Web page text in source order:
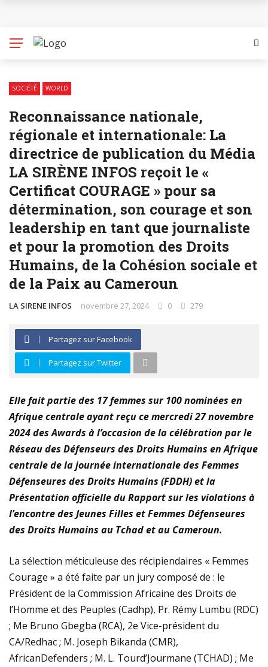
Populations autochtones (JIPA) : Entre avancées,
Promotion et protection des droits des jeunes filles
au Cameroun : l’Association des Femmes pour un
Changement (Women for a Change – WFAC) et la
CDHC en parfaite collaboration
Environnement : Ecogreen appelle au soutien du
gouvernement camerounais et de certaines
municipalités dans la collecte des déchets
plastiques
Immersion au cœur de la transition écologique : La
FOCACO salue la transparence d’ECOGREEN et exige
le maintien strict du Cap 30% R-PET au 1er décembre
Tournoi de la Paix 2026 – Match d’ouverture :
rencontre féminine exceptionnelle !
SOCIÉTÉ WORLD
Reconnaissance nationale,
régionale et internationale: La
directrice de publication du Média
LA SIRÈNE INFOS reçoit le «
Certificat COURAGE » pour sa
détermination, son courage et son
leadership en tant que journaliste
et pour la promotion des Droits
Humains, de la Cohésion sociale et
de la Paix au Cameroun
LA SIRENE INFOS novembre 27, 2024 0 279
Partagez sur Facebook
Partagez sur Twitter
Elle fait partie des 17 femmes sur 100 nominées en
Afrique centrale ayant reçu ce mercredi 27 novembre
2024 des Awards à l’occasion de la célébration par le
Réseau des Défenseurs des Droits Humains en Afrique
centrale de la journée internationale des Femmes
Défenseures des Droits Humains (FDDH) et la
Présentation officielle du Rapport sur les violations à
l’encontre des Jeunes Filles et Femmes Défenseures
des Droits Humains au Tchad et au Cameroun.
La sélection méticuleuse des récipiendaires « Femmes
Courage » a été faite par un jury composé de : le
Président de la Commission Africaine des Droits de
l’Homme et des Peuples (Cadhp), Pr. Rémy Lumbu (RDC)
; Me Bruno Gbegba (RCA), 2e Vice-président du
CA/Redhac ; M. Joseph Bikanda (CMR),
AfricanDefenders ; M. L. Tourd’Jourmane (TCHAD) ; Me